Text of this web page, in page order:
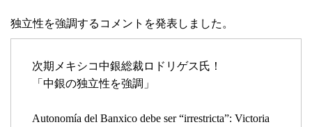
独立性を強調するコメントを発表しました。
次期メキシコ中銀総裁ロドリゲス氏！
「中銀の独立性を強調」
Autonomía del Banxico debe ser “irrestricta”: Victoria